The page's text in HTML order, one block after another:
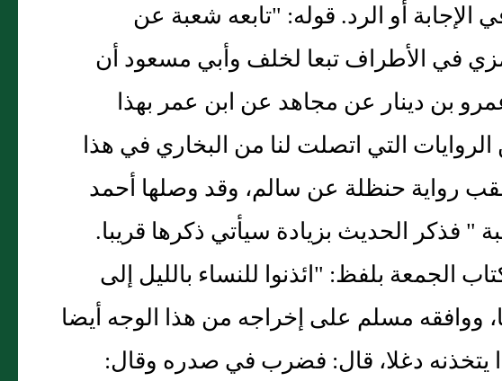
الإجابة أو الرد. قوله: "تابعه شعبة عن
في الأطراف تبعا لخلف وأبي مسعود أن
بن دينار عن مجاهد عن ابن عمر بهذا
التي اتصلت لنا من البخاري في هذا
رواية حنظلة عن سالم، وقد وصلها أحمد
فذكر الحديث بزيادة سيأتي ذكرها قريبا.
الجمعة بلفظ: "ائذنوا للنساء بالليل إلى
ووافقه مسلم على إخراجه من هذا الوجه أيضا
يتخذنه دغلا، قال: فضرب في صدره وقال: